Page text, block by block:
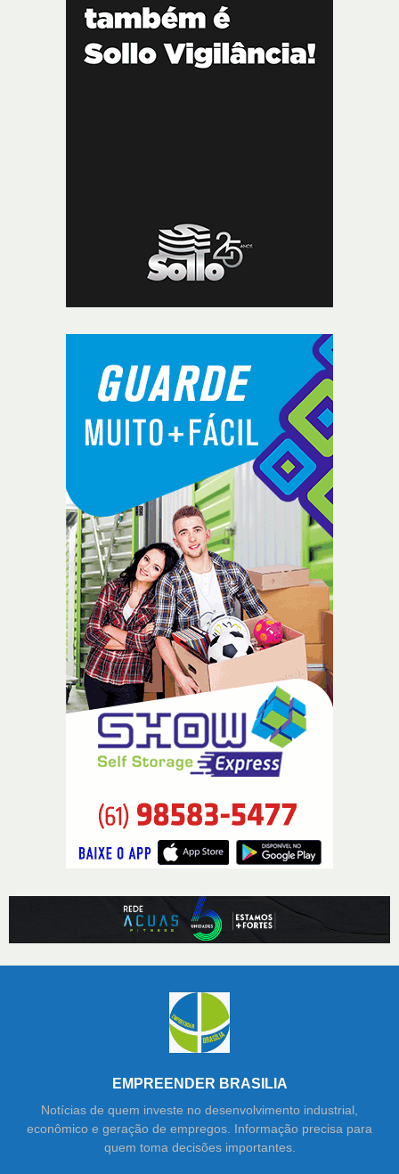
EMPREENDER BRASILIA
Notícias de quem investe no desenvolvimento industrial,
econômico e geração de empregos. Informação precisa para
quem toma decisões importantes.